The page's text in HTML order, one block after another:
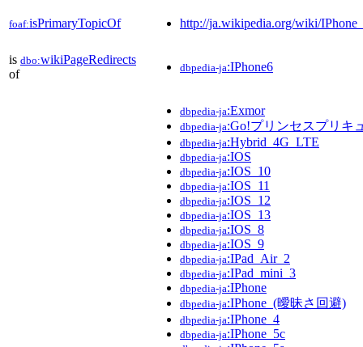
foaf:isPrimaryTopicOf http://ja.wikipedia.org/wiki/
is dbo:wikiPageRedirects
of
dbpedia-ja:IPhone6
dbpedia-ja:Exmor
dbpedia-ja:Go!プリンセスプリキ
dbpedia-ja:Hybrid_4G_LTE
dbpedia-ja:IOS
dbpedia-ja:IOS_10
dbpedia-ja:IOS_11
dbpedia-ja:IOS_12
dbpedia-ja:IOS_13
dbpedia-ja:IOS_8
dbpedia-ja:IOS_9
dbpedia-ja:IPad_Air_2
dbpedia-ja:IPad_mini_3
dbpedia-ja:IPhone
dbpedia-ja:IPhone_(曖昧さ回避)
dbpedia-ja:IPhone_4
dbpedia-ja:IPhone_5c